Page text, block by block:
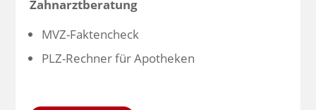
Zahnarztberatung
MVZ-Faktencheck
PLZ-Rechner für Apotheken